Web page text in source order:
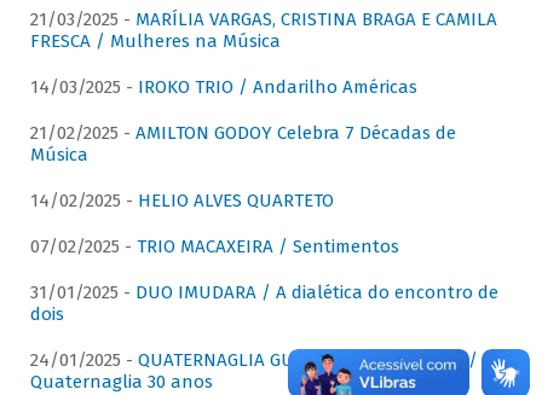
21/03/2025 - MARÍLIA VARGAS, CRISTINA BRAGA E CAMILA
FRESCA / Mulheres na Música
14/03/2025 - IROKO TRIO / Andarilho Américas
21/02/2025 - AMILTON GODOY Celebra 7 Décadas de
Música
14/02/2025 - HELIO ALVES QUARTETO
07/02/2025 - TRIO MACAXEIRA / Sentimentos
31/01/2025 - DUO IMUDARA / A dialética do encontro de
dois
24/01/2025 - QUATERNAGLIA GUITAR QUARTET (QGQ) /
Quaternaglia 30 anos